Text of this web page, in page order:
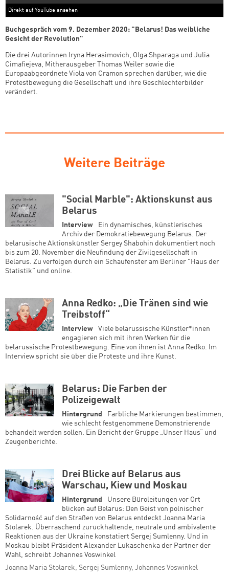
Direkt auf YouTube ansehen
Buchgespräch vom 9. Dezember 2020: "Belarus! Das weibliche
Gesicht der Revolution"
Die drei Autorinnen Iryna Herasimovich, Olga Shparaga und Julia
Cimafiejeva, Mitherausgeber Thomas Weiler sowie die
Europaabgeordnete Viola von Cramon sprechen darüber, wie die
Protestbewegung die Gesellschaft und ihre Geschlechterbilder
verändert.
Weitere Beiträge
"Social Marble": Aktionskunst aus
Belarus
Interview
Ein dynamisches, künstlerisches
Archiv der Demokratiebewegung Belarus. Der
belarusische Aktionskünstler Sergey Shabohin dokumentiert noch
bis zum 20. November die Neufindung der Zivilgesellschaft in
Belarus. Zu verfolgen durch ein Schaufenster am Berliner "Haus der
Statistik" und online.
Anna Redko: „Die Tränen sind wie
Treibstoff“
Interview
Viele belarussische Künstler*innen
engagieren sich mit ihren Werken für die
belarussische Protestbewegung. Eine von ihnen ist Anna Redko. Im
Interview spricht sie über die Proteste und ihre Kunst.
Belarus: Die Farben der
Polizeigewalt
Hintergrund
Farbliche Markierungen bestimmen,
wie schlecht festgenommene Demonstrierende
behandelt werden sollen. Ein Bericht der Gruppe „Unser Haus“ und
Zeugenberichte.
Drei Blicke auf Belarus aus
Warschau, Kiew und Moskau
Hintergrund
Unsere Büroleitungen vor Ort
blicken auf Belarus: Den Geist von polnischer
Solidarność auf den Straßen von Belarus entdeckt Joanna Maria
Stolarek. Überraschend zurückhaltende, neutrale und ambivalente
Reaktionen aus der Ukraine konstatiert Sergej Sumlenny. Und in
Moskau bleibt Präsident Alexander Lukaschenka der Partner der
Wahl, schreibt Johannes Voswinkel
Joanna Maria Stolarek, Sergej Sumlenny, Johannes Voswinkel